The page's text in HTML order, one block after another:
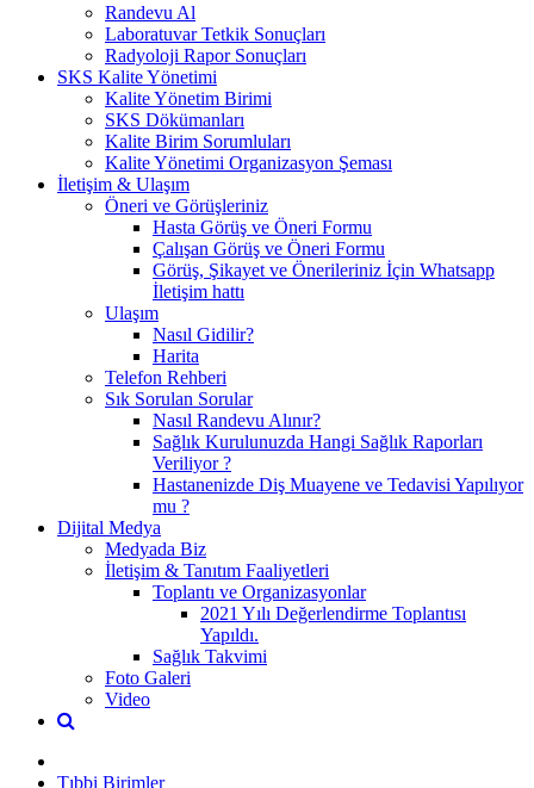
Randevu Al
Laboratuvar Tetkik Sonuçları
Radyoloji Rapor Sonuçları
SKS Kalite Yönetimi
Kalite Yönetim Birimi
SKS Dökümanları
Kalite Birim Sorumluları
Kalite Yönetimi Organizasyon Şeması
İletişim & Ulaşım
Öneri ve Görüşleriniz
Hasta Görüş ve Öneri Formu
Çalışan Görüş ve Öneri Formu
Görüş, Şikayet ve Önerileriniz İçin Whatsapp
İletişim hattı
Ulaşım
Nasıl Gidilir?
Harita
Telefon Rehberi
Sık Sorulan Sorular
Nasıl Randevu Alınır?
Sağlık Kurulunuzda Hangi Sağlık Raporları
Veriliyor ?
Hastanenizde Diş Muayene ve Tedavisi Yapılıyor
mu ?
Dijital Medya
Medyada Biz
İletişim & Tanıtım Faaliyetleri
Toplantı ve Organizasyonlar
2021 Yılı Değerlendirme Toplantısı
Yapıldı.
Sağlık Takvimi
Foto Galeri
Video
Tıbbi Birimler